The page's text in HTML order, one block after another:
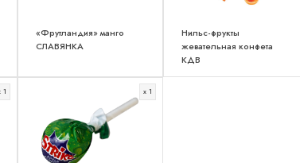
«Фрутландия» манго
СЛАВЯНКА
Нильс-фрукты
жевательная конфета
КДВ
1 x 1